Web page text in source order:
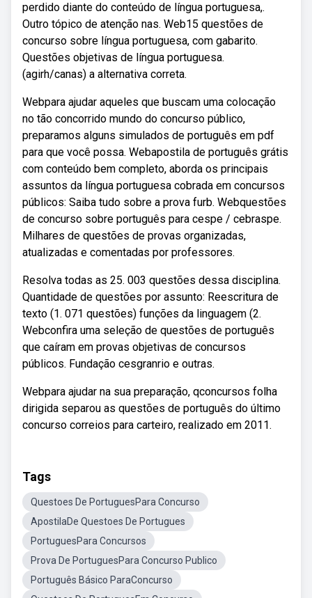
perdido diante do conteúdo de língua portuguesa,.
Outro tópico de atenção nas. Web15 questões de
concurso sobre língua portuguesa, com gabarito.
Questões objetivas de língua portuguesa.
(agirh/canas) a alternativa correta.
Webpara ajudar aqueles que buscam uma colocação
no tão concorrido mundo do concurso público,
preparamos alguns simulados de português em pdf
para que você possa. Webapostila de português grátis
com conteúdo bem completo, aborda os principais
assuntos da língua portuguesa cobrada em concursos
públicos: Saiba tudo sobre a prova furb. Webquestões
de concurso sobre português para cespe / cebraspe.
Milhares de questões de provas organizadas,
atualizadas e comentadas por professores.
Resolva todas as 25. 003 questões dessa disciplina.
Quantidade de questões por assunto: Reescritura de
texto (1. 071 questões) funções da linguagem (2.
Webconfira uma seleção de questões de português
que caíram em provas objetivas de concursos
públicos. Fundação cesgranrio e outras.
Webpara ajudar na sua preparação, qconcursos folha
dirigida separou as questões de português do último
concurso correios para carteiro, realizado em 2011.
Tags
Questoes De PortuguesPara Concurso
ApostilaDe Questoes De Portugues
PortuguesPara Concursos
Prova De PortuguesPara Concurso Publico
Português Básico ParaConcurso